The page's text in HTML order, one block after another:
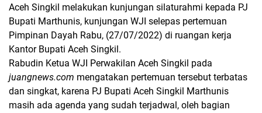
Aceh Singkil melakukan kunjungan silaturahmi kepada PJ
Bupati Marthunis, kunjungan WJI selepas pertemuan
Pimpinan Dayah Rabu, (27/07/2022) di ruangan kerja
Kantor Bupati Aceh Singkil.
Rabudin Ketua WJI Perwakilan Aceh Singkil pada
juangnews.com mengatakan pertemuan tersebut terbatas
dan singkat, karena PJ Bupati Aceh Singkil Marthunis
masih ada agenda yang sudah terjadwal, oleh bagian